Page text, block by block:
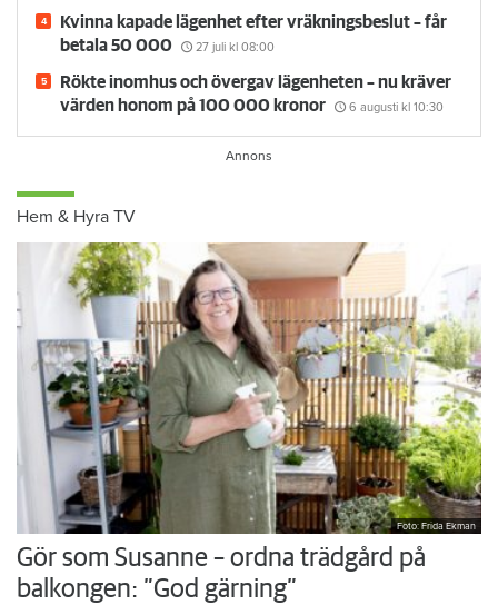
Kvinna kapade lägenhet efter vräkningsbeslut – får
betala 50 000
27 juli kl 08:00
Rökte inomhus och övergav lägenheten – nu kräver
värden honom på 100 000 kronor
6 augusti kl 10:30
Hem & Hyra TV
Foto: Frida Ekman
Gör som Susanne – ordna trädgård på
balkongen: ”God gärning”